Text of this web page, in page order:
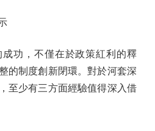
功，不僅在於政策紅利的釋
的制度創新閉環。對於河套深
至少有三方面經驗值得深入借